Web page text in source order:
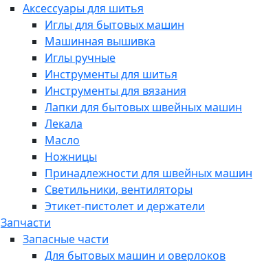
Аксессуары для шитья
Иглы для бытовых машин
Машинная вышивка
Иглы ручные
Инструменты для шитья
Инструменты для вязания
Лапки для бытовых швейных машин
Лекала
Масло
Ножницы
Принадлежности для швейных машин
Светильники, вентиляторы
Этикет-пистолет и держатели
Запчасти
Запасные части
Для бытовых машин и оверлоков